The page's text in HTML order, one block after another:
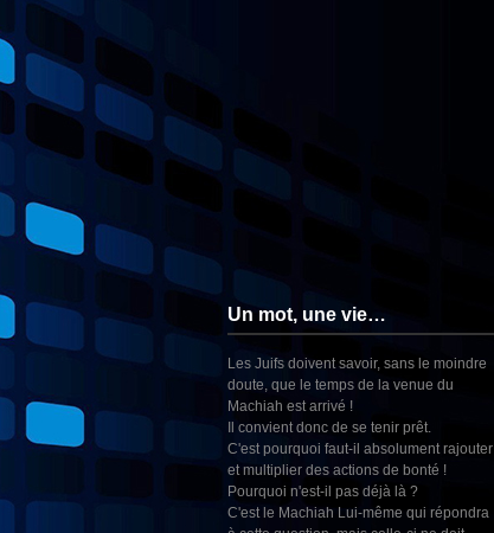
Un mot, une vie…
Les Juifs doivent savoir, sans le moindre
doute, que le temps de la venue du
Machiah est arrivé !
Il convient donc de se tenir prêt.
C'est pourquoi faut-il absolument rajouter
et multiplier des actions de bonté !
Pourquoi n'est-il pas déjà là ?
C'est le Machiah Lui-même qui répondra